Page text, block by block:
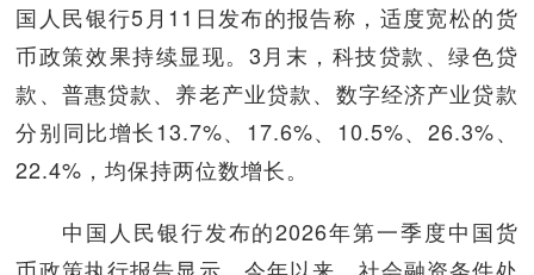
国人民银行5月11日发布的报告称，适度宽松的货
币政策效果持续显现。3月末，科技贷款、绿色贷
款、普惠贷款、养老产业贷款、数字经济产业贷款
分别同比增长13.7%、17.6%、10.5%、26.3%、
22.4%，均保持两位数增长。
中国人民银行发布的2026年第一季度中国货